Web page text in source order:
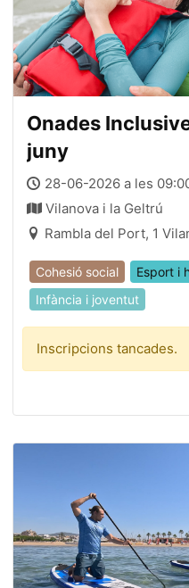
Onades
juny
28-06-2026 a les
Vilanova i la Geltrú
Rambla del Port, 1
Cohesió social
Esport i
Infància i joventut
Inscripcions tancades.